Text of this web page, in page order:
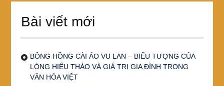
Bài viết mới
BÔNG HỒNG CÀI ÁO VU LAN – BIỂU TƯỢNG CỦA
LÒNG HIẾU THẢO VÀ GIÁ TRỊ GIA ĐÌNH TRONG
VĂN HÓA VIỆT